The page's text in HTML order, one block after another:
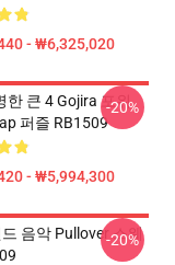
- ₩6,325,020
한 큰 4 Gojira 포위
퍼즐 RB1509
- ₩5,994,300
-20%
음악 Pullover 스웨
-20%